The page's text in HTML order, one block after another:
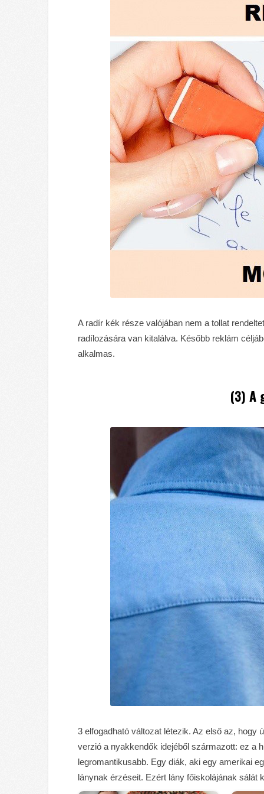
A radír kék része valójában nem a tollat
radílozására van kitalálva. Később reklám
alkalmas.
(3) A
3 elfogadható változat létezik. Az első az, hogy
verzió a nyakkendők idejéből származott: ez a
legromantikusabb. Egy diák, aki egy amerikai
lánynak érzéseit. Ezért lány főiskolájának sálát